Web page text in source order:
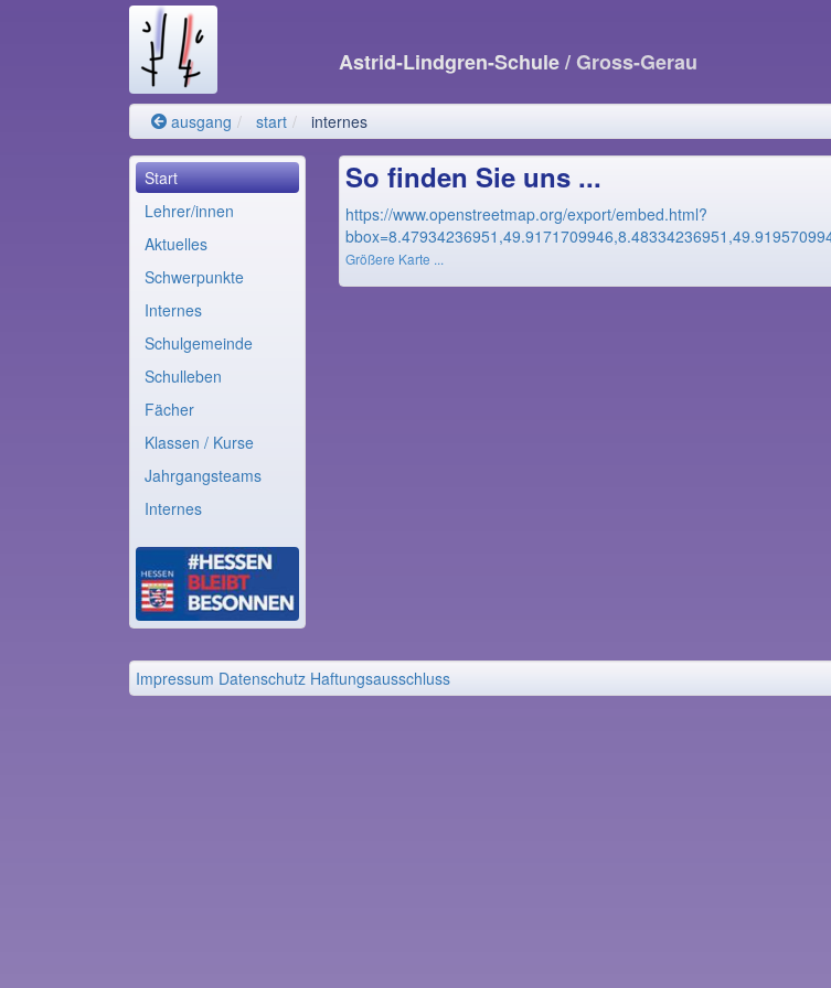
Astrid-Lindgren-Schule/ Gross-Gerau
ausgang start internes
Start
Lehrer/innen
Aktuelles
Schwerpunkte
Internes
Schulgemeinde
Schulleben
Fächer
Klassen / Kurse
Jahrgangsteams
Internes
So finden Sie uns ...
https://www.openstreetmap.org/export/embed.html?
Größere Karte ...
Impressum Datenschutz Haftungsausschluss